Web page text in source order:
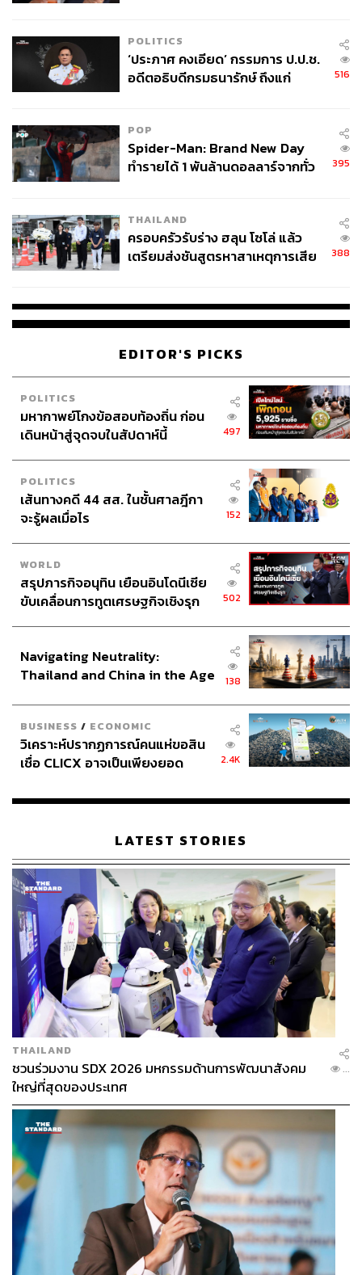
POLITICS
‘ประภาศ คงเอียด’ กรรมการ ป.ป.ช.
อดีตอธิบดีกรมธนารักษ์ ถึงแก่
516
POP
Spider-Man: Brand New Day
ทำรายได้ 1 พันล้านดอลลาร์จากทั่ว
395
THAILAND
ครอบครัวรับร่าง ฮลุน โซโล่ แล้ว
เตรียมส่งชันสูตรหาสาเหตุการเสีย
388
EDITOR'S PICKS
POLITICS
มหากาพย์โกงข้อสอบท้องถิ่น ก่อน
เดินหน้าสู่จุดจบในสัปดาห์นี้
497
POLITICS
เส้นทางคดี 44 สส. ในชั้นศาลฎีกา
จะรู้ผลเมื่อไร
152
WORLD
สรุปภารกิจอนุทิน เยือนอินโดนีเซีย
ขับเคลื่อนการทูตเศรษฐกิจเชิงรุก
502
Navigating Neutrality:
Thailand and China in the Age
138
BUSINESS / ECONOMIC
วิเคราะห์ปรากฏการณ์คนแห่ขอสิน
เชื่อ CLICX อาจเป็นเพียงยอด
เรือนไทยที่ถูกซุกไว้
2.4K
LATEST STORIES
THAILAND
ชวนร่วมงาน SDX 2026 มหกรรมด้านการพัฒนาสังคม
ใหญ่ที่สุดของประเทศ
...